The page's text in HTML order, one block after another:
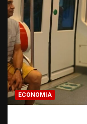
ECONOMIA